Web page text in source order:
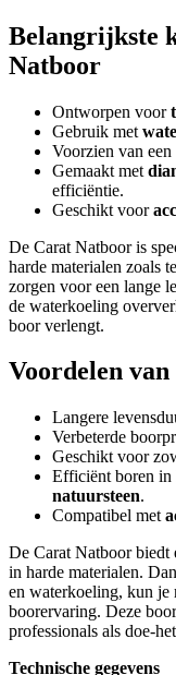
Belangrijkste
Natboor
Ontworpen voor
Gebruik met
Voorzien van een
Gemaakt met
efficiëntie.
Geschikt voor
De Carat Natboor is
harde materialen zoals
zorgen voor een lange
de waterkoeling
boor verlengt.
Voordelen
Langere
Verbeterde
Geschikt voor
Efficiënt boren in
natuursteen.
Compatibel met
De Carat Natboor biedt
in harde materialen.
en waterkoeling, kun je
boorervaring. Deze
professionals als doe-
Technische gegevens